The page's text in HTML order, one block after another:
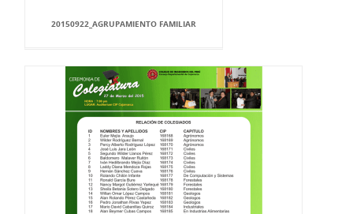
20150922_AGRUPAMIENTO FAMILIAR